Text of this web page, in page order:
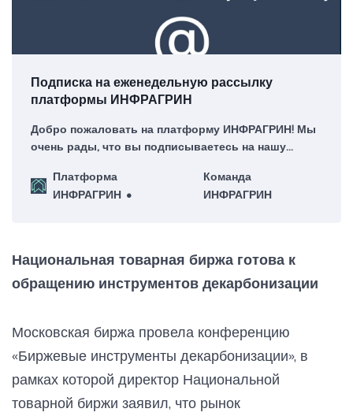
Подписка на еженедельную рассылку
платформы ИНФРАГРИН
Добро пожаловать на платформу ИНФРАГРИН! Мы
очень рады, что вы подписываетесь на нашу
честь!Платформа
ИНФРАГРИН
Команда
ИНФРАГРИН
Национальная товарная биржа готова к
обращению инструментов декарбонизации
Московская биржа провела конференцию
«Биржевые инструменты декарбонизации», в
рамках которой директор Национальной
товарной биржи заявил, что рынок